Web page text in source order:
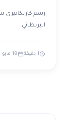
البريطاني…
18 مايو 2023